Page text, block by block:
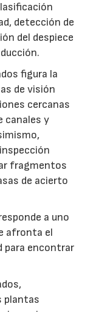
detección de
del despiece
figura la
de visión
cercanas
canales y
fragmentos
de acierto
a uno
afronta el
para encontrar
plantas